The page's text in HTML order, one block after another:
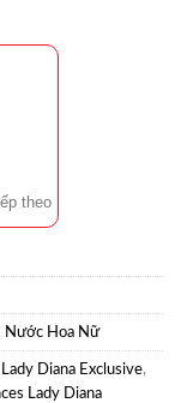
theo
Nước Hoa Nữ
Diana Exclusive,
Lady Diana